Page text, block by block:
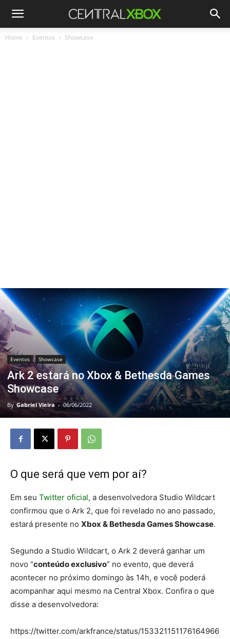
Home Eventos Showcase
Eventos Showcase
Ark 2 estará no Xbox & Bethesda Games
Showcase
By Gabriel Vieira - 06/06/2022
O que será que vem por aí?
Em seu Twitter oficial, a desenvolvedora Studio Wildcart
confirmou que o Ark 2, que foi revelado no ano passado,
estará presente no Xbox & Bethesda Games Showcase.
Segundo a Studio Wildcart, o Ark 2 deverá ganhar um
novo “conteúdo exclusivo” no evento, que deverá
acontecer no próximo domingo às 14h, e você poderá
acompanhar aqui mesmo na Central Xbox. Confira o que
disse a desenvolvedora:
https://twitter.com/arkfrance/status/153321151176164966